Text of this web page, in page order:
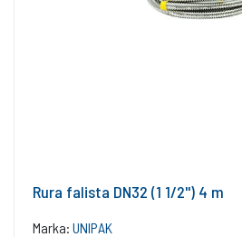
Rura falista DN32 (1 1/2'') 4 m
Marka: UNIPAK